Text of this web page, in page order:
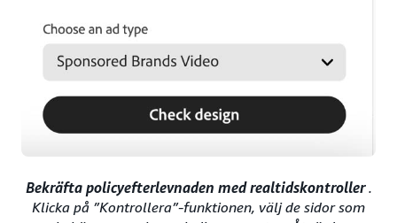
Bekräfta policyefterlevnaden med realtidskontroller .
Klicka på ”Kontrollera”-funktionen, välj de sidor som